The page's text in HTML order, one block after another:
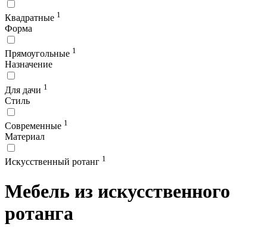
Квадратные 1
Форма
Прямоугольные 1
Назначение
Для дачи 1
Стиль
Современные 1
Материал
Искусственный ротанг 1
Мебель из искусственного
ротанга